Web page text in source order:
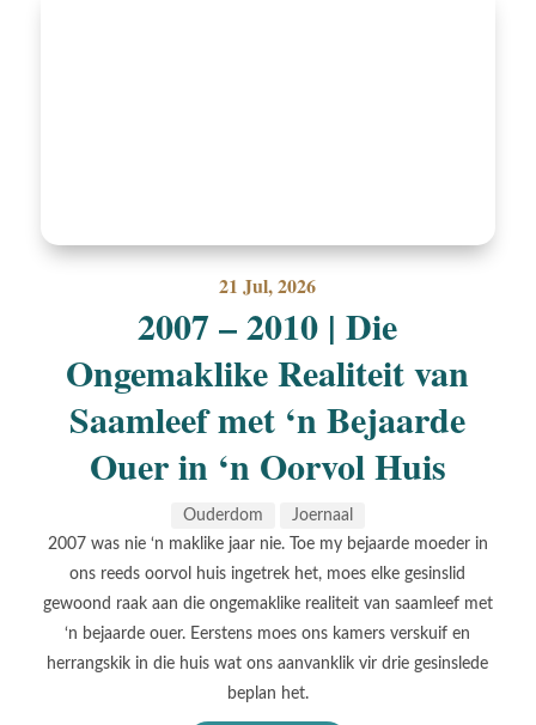
21 Jul, 2026
2007 – 2010 | Die
Ongemaklike Realiteit van
Saamleef met ‘n Bejaarde
Ouer in ‘n Oorvol Huis
Ouderdom
Joernaal
2007 was nie ‘n maklike jaar nie. Toe my bejaarde moeder in
ons reeds oorvol huis ingetrek het, moes elke gesinslid
gewoond raak aan die ongemaklike realiteit van saamleef met
‘n bejaarde ouer. Eerstens moes ons kamers verskuif en
herrangskik in die huis wat ons aanvanklik vir drie gesinslede
beplan het.